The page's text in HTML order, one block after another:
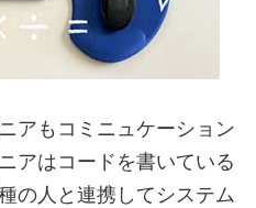
アもコミニュケーション
アはコードを書いている
の人と連携してシステム